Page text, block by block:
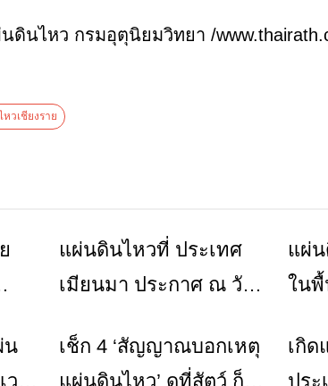
นดินไหว กรมอุตุนิยมวิทยา /
วเชียงราย
ราย ข่าวเชียงราย
แผ่นดินไหวที่ ประเทศ
เมียนมา ประกาศ ณ วัน
พฤศจิกายน พ.ศ.2566
แผ่
ใน
ถึงแ
ราย
น
วณ
ข่าวเชียงราย
เช็ก 4 ‘สัญญาณบอกเหตุ
แผ่นดินไหว’ ดูที่สัตว์ ก็
เกิ
ประ